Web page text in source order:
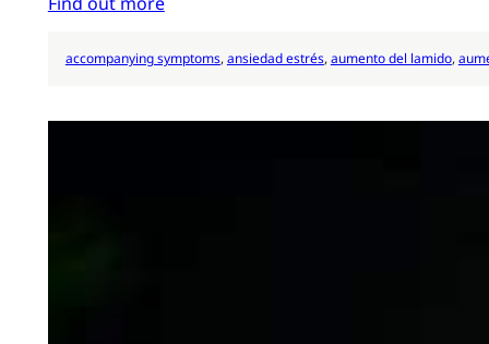
accompanying symptoms, ansiedad estrés, aumento del lamido,